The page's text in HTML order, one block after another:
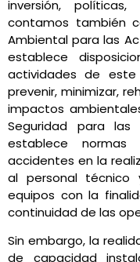
inversión,
contamos también
Ambiental para las
establece
actividades de
prevenir, minimizar,
impactos
Seguridad para las
establece normas
accidentes en la
al personal técnico
equipos con la
continuidad de las
Sin embargo, la
de capacidad